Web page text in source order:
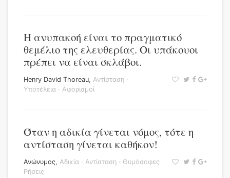
Η ανυπακοή είναι το πραγματικό
θεμέλιο της ελευθερίας. Οι υπάκουοι
πρέπει να είναι σκλάβοι.
Henry David Thoreau, Αντίσταση ·
Υποτέλεια · Αφορισμοί
Όταν η αδικία γίνεται νόμος, τότε η
αντίσταση γίνεται καθήκον!
Ανώνυμος, Αδικία · Αντίσταση · Θυμόσοφες
Ρήσεις